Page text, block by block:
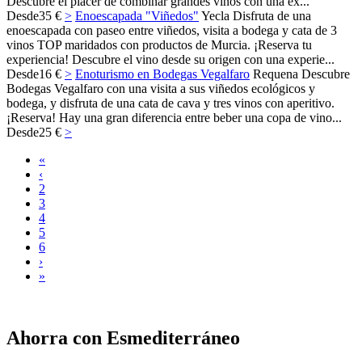
Desde35 € > Enoescapada "Viñedos" Yecla Disfruta de una
enoescapada con paseo entre viñedos, visita a bodega y cata de 3
vinos TOP maridados con productos de Murcia. ¡Reserva tu
experiencia! Descubre el vino desde su origen con una experie...
Desde16 € > Enoturismo en Bodegas Vegalfaro Requena Descubre
Bodegas Vegalfaro con una visita a sus viñedos ecológicos y
bodega, y disfruta de una cata de cava y tres vinos con aperitivo.
¡Reserva! Hay una gran diferencia entre beber una copa de vino...
Desde25 € >
«
‹
2
3
4
5
6
›
»
Ahorra con Esmediterráneo